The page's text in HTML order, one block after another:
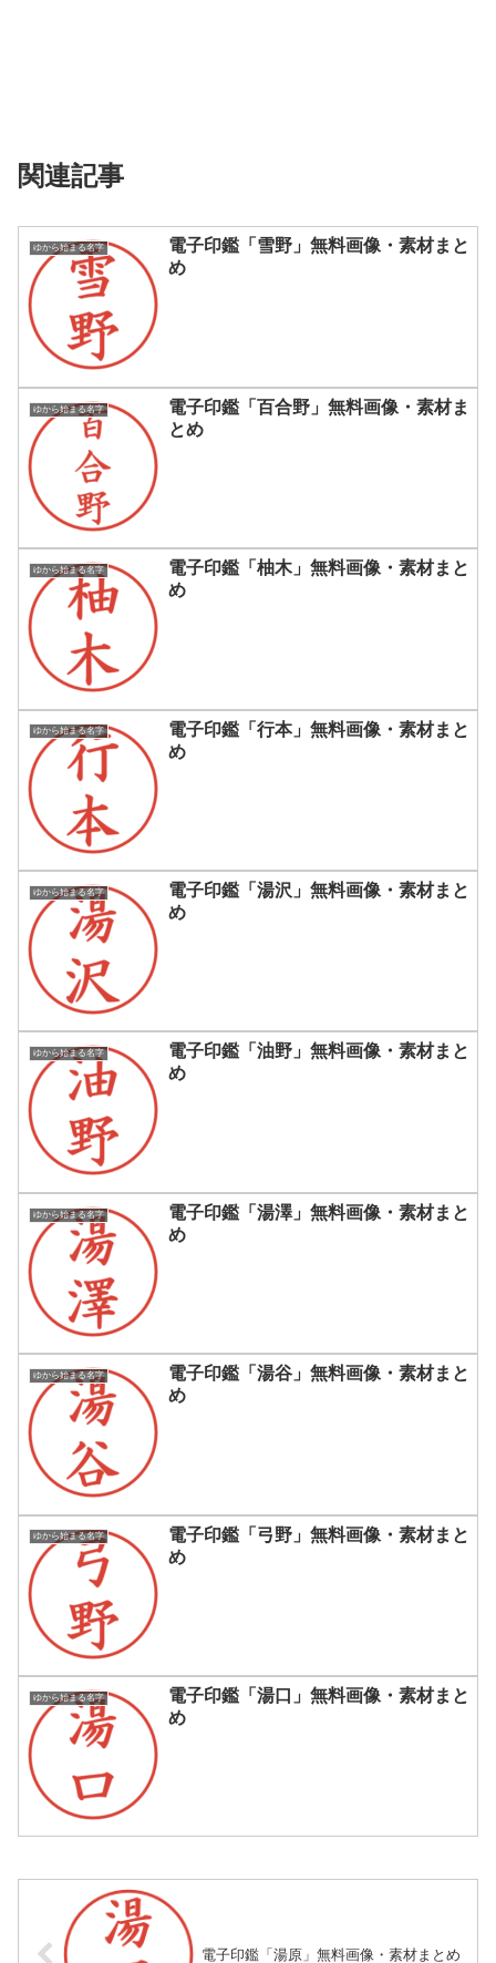
関連記事
ゆから始まる名字
電子印鑑「雪野」無料画像・素材まと
め
ゆから始まる名字
電子印鑑「百合野」無料画像・素材ま
とめ
ゆから始まる名字
電子印鑑「柚木」無料画像・素材まと
め
ゆから始まる名字
電子印鑑「行本」無料画像・素材まと
め
ゆから始まる名字
電子印鑑「湯沢」無料画像・素材まと
め
ゆから始まる名字
電子印鑑「油野」無料画像・素材まと
め
ゆから始まる名字
電子印鑑「湯澤」無料画像・素材まと
め
ゆから始まる名字
電子印鑑「湯谷」無料画像・素材まと
め
ゆから始まる名字
電子印鑑「弓野」無料画像・素材まと
め
ゆから始まる名字
電子印鑑「湯口」無料画像・素材まと
め
電子印鑑「湯原」無料画像・素材まとめ